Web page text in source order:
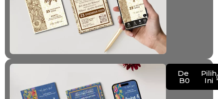
Demo
B002
Pilih
Ini